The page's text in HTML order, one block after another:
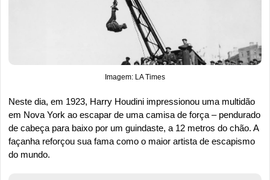
Imagem: LA Times
Neste dia, em 1923, Harry Houdini impressionou uma multidão
em Nova York ao escapar de uma camisa de força – pendurado
de cabeça para baixo por um guindaste, a 12 metros do chão. A
façanha reforçou sua fama como o maior artista de escapismo
do mundo.